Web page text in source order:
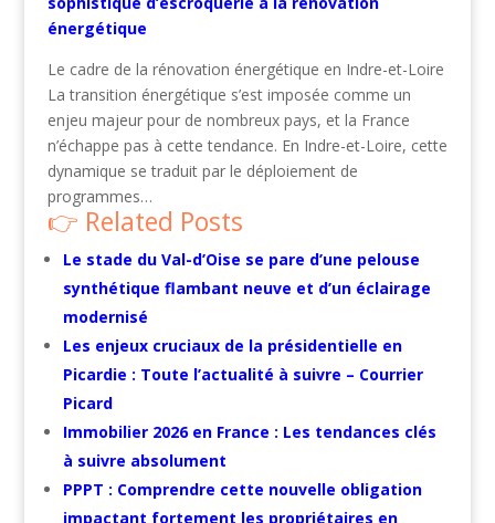
énergétique
Le cadre de la rénovation énergétique en Indre-et-Loire
La transition énergétique s’est imposée comme un
enjeu majeur pour de nombreux pays, et la France
n’échappe pas à cette tendance. En Indre-et-Loire, cette
dynamique se traduit par le déploiement de
programmes…
Related Posts
Le stade du Val-d’Oise se pare d’une pelouse
synthétique flambant neuve et d’un éclairage
modernisé
Les enjeux cruciaux de la présidentielle en
Picardie : Toute l’actualité à suivre – Courrier
Picard
Immobilier 2026 en France : Les tendances clés
à suivre absolument
PPPT : Comprendre cette nouvelle obligation
impactant fortement les propriétaires en